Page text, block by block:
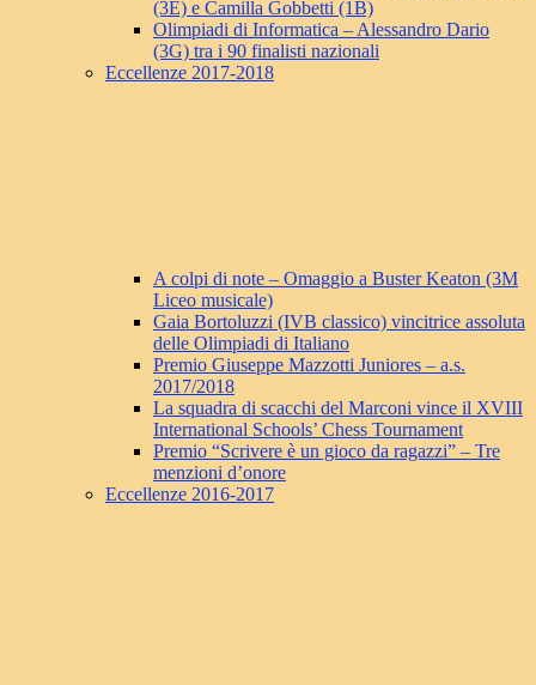
(3E) e Camilla Gobbetti (1B)
Olimpiadi di Informatica – Alessandro Dario
(3G) tra i 90 finalisti nazionali
Eccellenze 2017-2018
A colpi di note – Omaggio a Buster Keaton (3M
Liceo musicale)
Gaia Bortoluzzi (IVB classico) vincitrice assoluta
delle Olimpiadi di Italiano
Premio Giuseppe Mazzotti Juniores – a.s.
2017/2018
La squadra di scacchi del Marconi vince il XVIII
International Schools’ Chess Tournament
Premio “Scrivere è un gioco da ragazzi” – Tre
menzioni d’onore
Eccellenze 2016-2017